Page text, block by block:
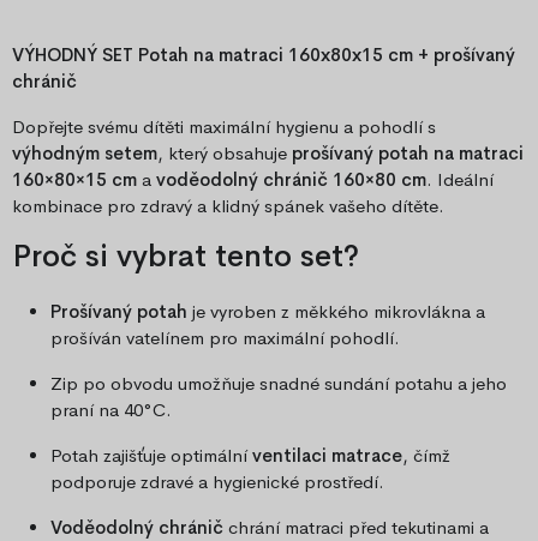
VÝHODNÝ SET Potah na matraci 160x80x15 cm + prošívaný
chránič
Dopřejte svému dítěti maximální hygienu a pohodlí s
výhodným setem, který obsahuje prošívaný potah na matraci
160×80×15 cm a voděodolný chránič 160×80 cm. Ideální
kombinace pro zdravý a klidný spánek vašeho dítěte.
Proč si vybrat tento set?
Prošívaný potah je vyroben z měkkého mikrovlákna a
prošíván vatelínem pro maximální pohodlí.
Zip po obvodu umožňuje snadné sundání potahu a jeho
praní na 40°C.
Potah zajišťuje optimálníventilaci matrace, čímž
podporuje zdravé a hygienické prostředí.
Voděodolný chránič chrání matraci před tekutinami a